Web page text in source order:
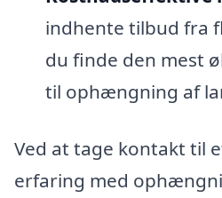
indhente tilbud fra
du finde den mest
til ophængning af
Ved at tage kontakt til
erfaring med